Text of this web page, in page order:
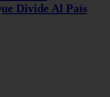
Divide Al País